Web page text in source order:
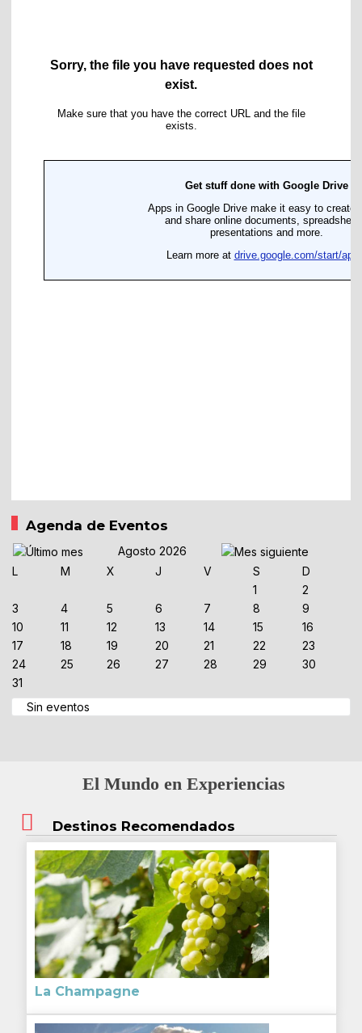
Agenda de Eventos
Agosto 2026
L
M X J V S
D
1
2
3
4 5 6 7 8
9
10
11 12 13 14 15
16
17
18 19 20 21 22
23
24
25 26 27 28 29
30
31
Sin eventos
El Mundo en Experiencias
Destinos Recomendados
La Champagne